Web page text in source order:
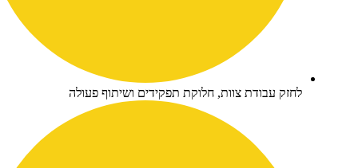
עבודת צוות, חלוקת תפקידים ושיתוף פעולה